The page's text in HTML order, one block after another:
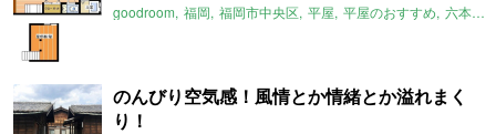
goodroom 福岡 福岡市中央区 平屋 平屋のおすすめ 六本松駅
のんびり空気感！風情とか情緒とか溢れまく
り！